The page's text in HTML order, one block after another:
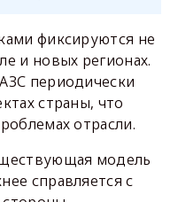
фиксируются не
и новых регионах.
периодически
страны, что
отрасли.
модель
справляется с